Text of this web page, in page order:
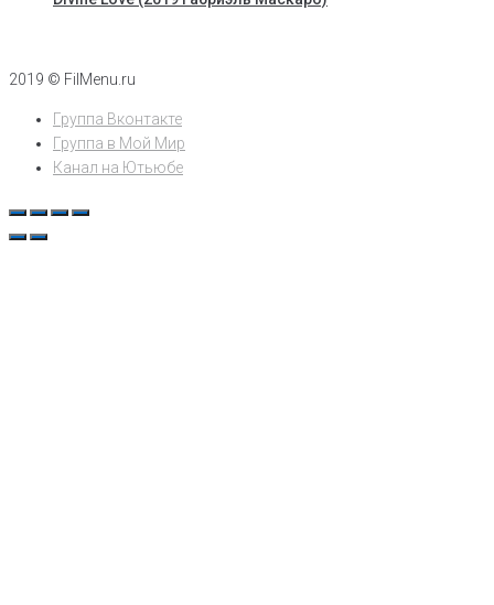
2019 © FilMenu.ru
Группа Вконтакте
Группа в Мой Мир
Канал на Ютьюбе